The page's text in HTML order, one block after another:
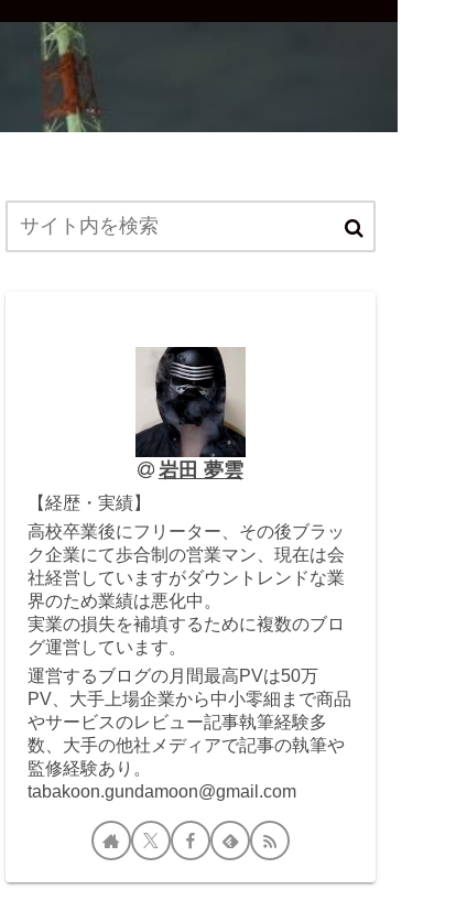
岩田 夢雲
【経歴・実績】
高校卒業後にフリーター、その後ブラッ
ク企業にて歩合制の営業マン、現在は会
社経営していますがダウントレンドな業
界のため業績は悪化中。
実業の損失を補填するために複数のブロ
グ運営しています。
運営するブログの月間最高PVは50万
PV、大手上場企業から中小零細まで商品
やサービスのレビュー記事執筆経験多
数、大手の他社メディアで記事の執筆や
監修経験あり。
tabakoon.gundamoon@gmail.com